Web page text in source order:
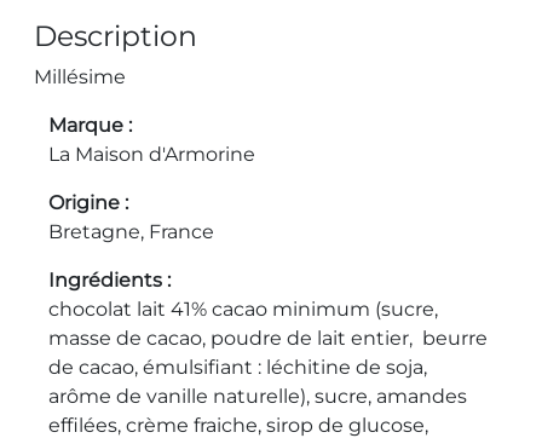
Description
Millésime
Marque
La Maison d'Armorine
Origine
Bretagne, France
Ingrédients
chocolat lait 41% cacao minimum (sucre,
masse de cacao, poudre de lait entier, beurre
de cacao, émulsifiant : léchitine de soja,
arôme de vanille naturelle), sucre, amandes
effilées, crème fraiche, sirop de glucose,